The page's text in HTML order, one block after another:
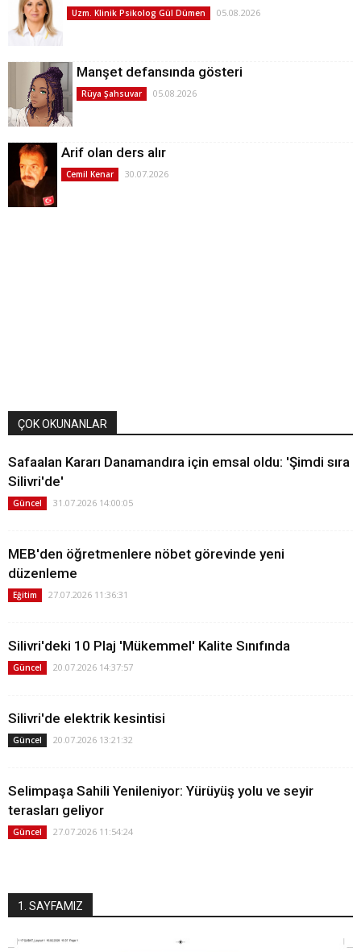
Uzm. Klinik Psikolog Gül Dümen 05.08.2026
Manşet defansında gösteri
Rüya Şahsuvar 05.08.2026
Arif olan ders alır
Cemil Kenar 30.07.2026
ÇOK OKUNANLAR
Safaalan Kararı Danamandıra için emsal oldu: 'Şimdi sıra
Silivri'de'
Güncel 31.07.2026 14:00:05
MEB'den öğretmenlere nöbet görevinde yeni
düzenleme
Eğitim 27.07.2026 11:36:31
Silivri'deki 10 Plaj 'Mükemmel' Kalite Sınıfında
Güncel 20.07.2026 14:37:57
Silivri'de elektrik kesintisi
Güncel 20.07.2026 13:21:32
Selimpaşa Sahili Yenileniyor: Yürüyüş yolu ve seyir
terasları geliyor
Güncel 27.07.2026 11:54:24
1. SAYFAMIZ